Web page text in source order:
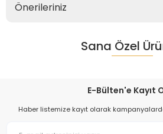
Önerileriniz
Sana Özel
E-Bülten'e Kayıt
Haber listemize kayıt olarak